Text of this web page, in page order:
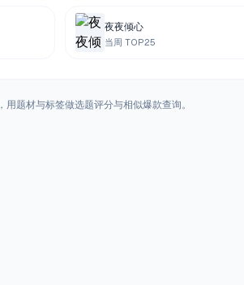
夜夜倾心
当周 TOP25
，用题材与标签做选题评分与相似爆款查询。